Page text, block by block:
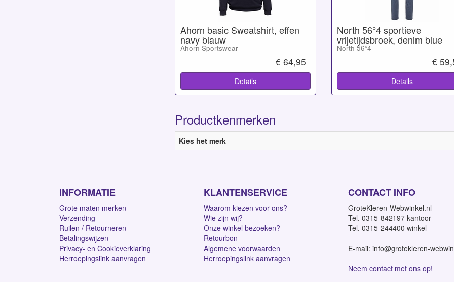
Ahorn basic Sweatshirt, effen
navy blauw
Ahorn Sportswear
€ 64,95
Details
North 56°4 sportieve
vrijetijdsbroek, denim blue
North 56°4
€
Details
Productkenmerken
Kies het merk
INFORMATIE
Grote maten merken
Verzending
Ruilen / Retourneren
Betalingswijzen
Privacy- en Cookieverklaring
Herroepingslink aanvragen
KLANTENSERVICE
Waarom kiezen voor ons?
Wie zijn wij?
Onze winkel bezoeken?
Retourbon
Algemene voorwaarden
Herroepingslink aanvragen
CONTACT INFO
GroteKleren-Webwinkel.nl
Tel. 0315-842197 kantoor
Tel. 0315-244400 winkel
E-mail: info@grotekleren-
Neem contact met ons op!